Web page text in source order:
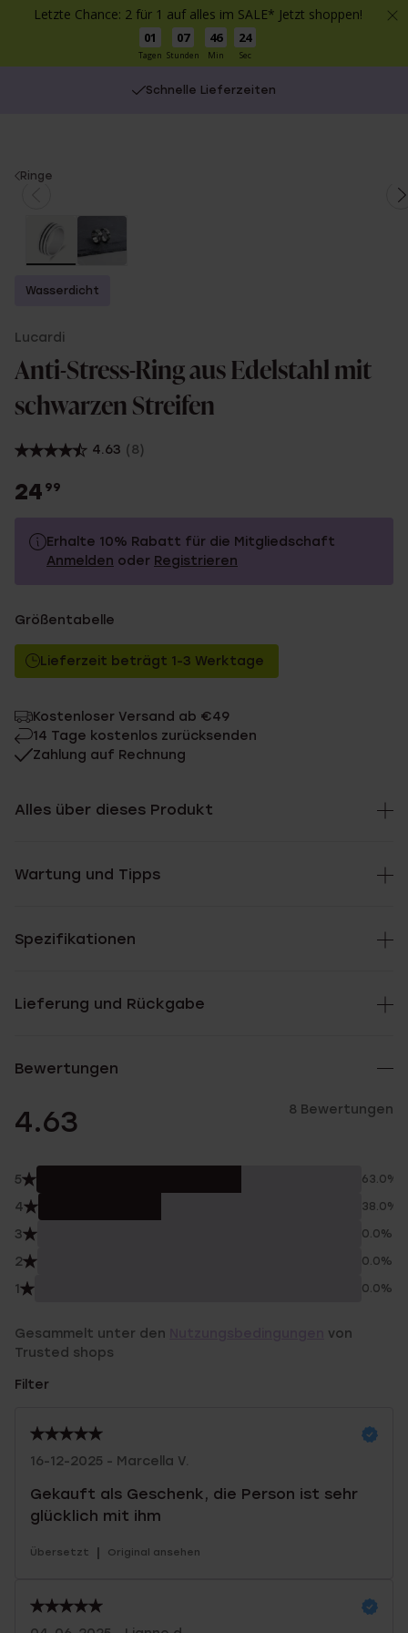
Letzte Chance: 2 für 1 auf alles im SALE* Jetzt shoppen!
01
Tagen
07
Stunden
46
Min
24
Sec
Schnelle Lieferzeiten
You
here:
Ringe
Wasserdicht
Lucardi
Anti-Stress-Ring aus Edelstahl mit
schwarzen Streifen
4.63 (8)
24 99
Erhalte 10% Rabatt für die Mitgliedschaft
Anmelden oder Registrieren
Ohne Mitgliederrabatt
Größentabelle
Lieferzeit beträgt 1-3 Werktage
Kostenloser Versand ab €49
14 Tage kostenlos zurücksenden
Zahlung auf Rechnung
Alles über dieses Produkt
Wartung und Tipps
Spezifikationen
Lieferung und Rückgabe
Bewertungen
4.63 8 Bewertungen
5 63.0%
4 38.0%
3 0.0%
2 0.0%
1 0.0%
Gesammelt unter den
von
Trusted shops
Filter
16-12-2025 - Marcella V.
Gekauft als Geschenk, die Person ist sehr
glücklich mit ihm
Übersetzt | Original ansehen